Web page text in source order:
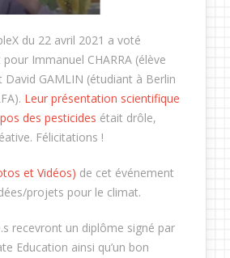
du 22 avril 2021 a voté
Immanuel CHARRA (élève
David GAMLIN (étudiant à Berlin
Leur présentation scientifique
des pesticides était drôle,
Félicitations !
et Vidéos) de cet événement
projets pour le climat.
recevront un diplôme signé par
Education ainsi qu’un bon